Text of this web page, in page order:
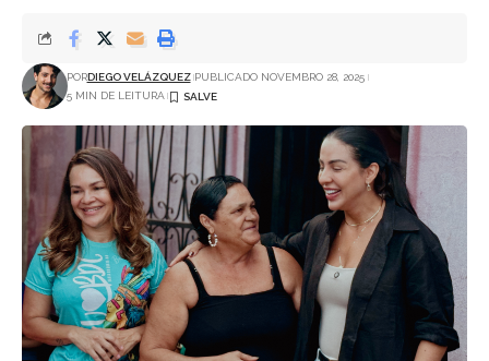
PORDIEGO VELÁZQUEZ PUBLICADO NOVEMBRO 28, 2025
5 MIN DE LEITURA